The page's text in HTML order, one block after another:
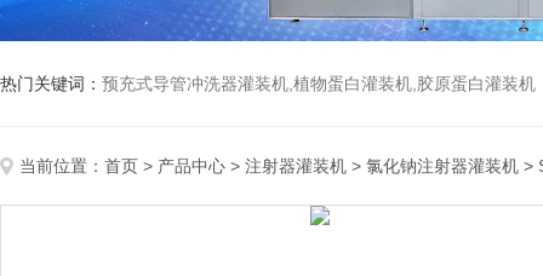
热门关键词： 预充式导管冲洗器灌装机,植物蛋白灌装机,胶原蛋白灌装机
当前位置： 首页 > 产品中心 > 注射器灌装机 > 氯化钠注射器灌装机 >